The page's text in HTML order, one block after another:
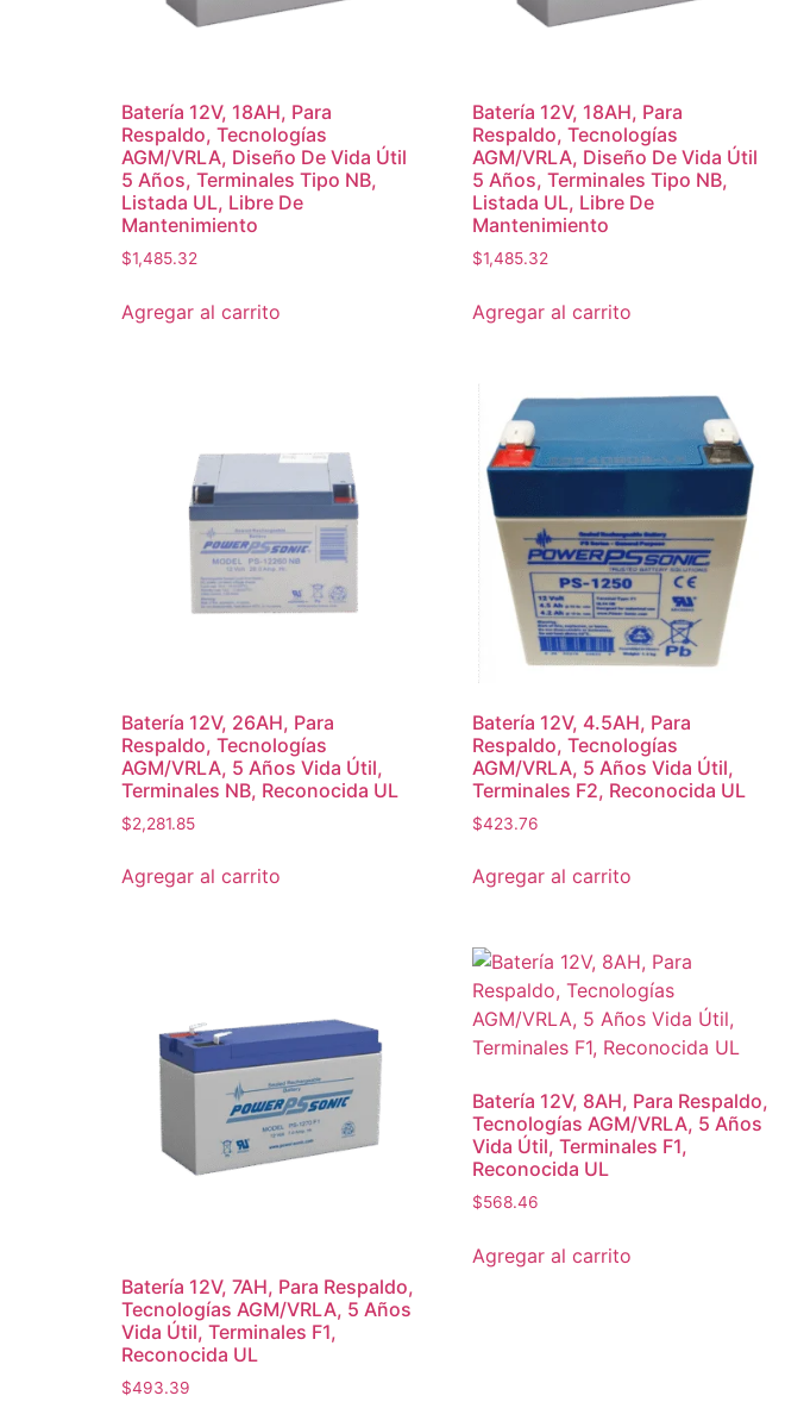
Batería 12V, 18AH, Para
Respaldo, Tecnologías
AGM/VRLA, Diseño De Vida Útil
5 Años, Terminales Tipo NB,
Listada UL, Libre De
Mantenimiento
$1,485.32
Agregar al carrito
Batería 12V, 18AH, Para
Respaldo, Tecnologías
AGM/VRLA, Diseño De Vida Útil
5 Años, Terminales Tipo NB,
Listada UL, Libre De
Mantenimiento
$1,485.32
Agregar al carrito
Batería 12V, 26AH, Para
Respaldo, Tecnologías
AGM/VRLA, 5 Años Vida Útil,
Terminales NB, Reconocida UL
$2,281.85
Agregar al carrito
Batería 12V, 4.5AH, Para
Respaldo, Tecnologías
AGM/VRLA, 5 Años Vida Útil,
Terminales F2, Reconocida UL
$423.76
Agregar al carrito
Batería 12V, 7AH, Para Respaldo,
Tecnologías AGM/VRLA, 5 Años
Vida Útil, Terminales F1,
Reconocida UL
$493.39
Batería 12V, 8AH, Para Respaldo,
Tecnologías AGM/VRLA, 5 Años
Vida Útil, Terminales F1,
Reconocida UL
$568.46
Agregar al carrito